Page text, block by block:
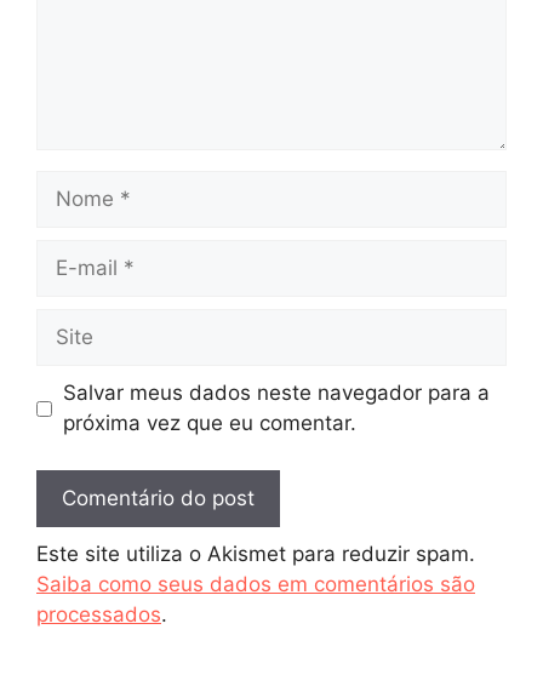
Nome
Site
Salvar meus dados neste navegador para a
próxima vez que eu comentar.
Este site utiliza o Akismet para reduzir spam.
Saiba como seus dados em comentários são
processados.